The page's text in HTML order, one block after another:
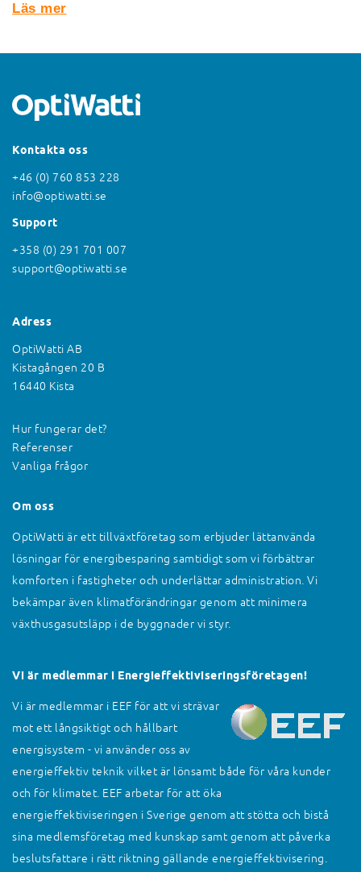
Läs mer
Kontakta oss
+46 (0) 760 853 228
info@optiwatti.se
Support
+358 (0) 291 701 007
support@optiwatti.se
Adress
OptiWatti AB
Kistagången 20 B
16440 Kista
Hur fungerar det?
Referenser
Vanliga frågor
Om oss
OptiWatti är ett tillväxtföretag som erbjuder lättanvända
lösningar för energibesparing samtidigt som vi förbättrar
komforten i fastigheter och underlättar administration. Vi
bekämpar även klimatförändringar genom att minimera
växthusgasutsläpp i de byggnader vi styr.
Vi är medlemmar i Energieffektiviseringsföretagen!
Vi är medlemmar i EEF för att vi strävar
mot ett långsiktigt och hållbart
energisystem - vi använder oss av
energieffektiv teknik vilket är lönsamt både för våra kunder
och för klimatet. EEF arbetar för att öka
energieffektiviseringen i Sverige genom att stötta och bistå
sina medlemsföretag med kunskap samt genom att påverka
beslutsfattare i rätt riktning gällande energieffektivisering.